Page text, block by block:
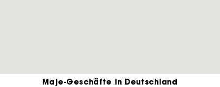
Maje-Geschäfte in Deutschland